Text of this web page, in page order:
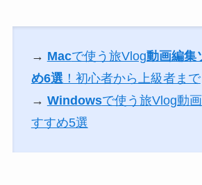
→ Macで使う旅Vlog動画編集
め6選 ！初心者から上級者まで
→ Windowsで使う旅Vlog動
すすめ5選